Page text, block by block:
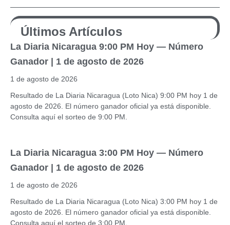
Últimos Artículos
La Diaria Nicaragua 9:00 PM Hoy — Número
Ganador | 1 de agosto de 2026
1 de agosto de 2026
Resultado de La Diaria Nicaragua (Loto Nica) 9:00 PM hoy 1 de
agosto de 2026. El número ganador oficial ya está disponible.
Consulta aquí el sorteo de 9:00 PM.
La Diaria Nicaragua 3:00 PM Hoy — Número
Ganador | 1 de agosto de 2026
1 de agosto de 2026
Resultado de La Diaria Nicaragua (Loto Nica) 3:00 PM hoy 1 de
agosto de 2026. El número ganador oficial ya está disponible.
Consulta aquí el sorteo de 3:00 PM.